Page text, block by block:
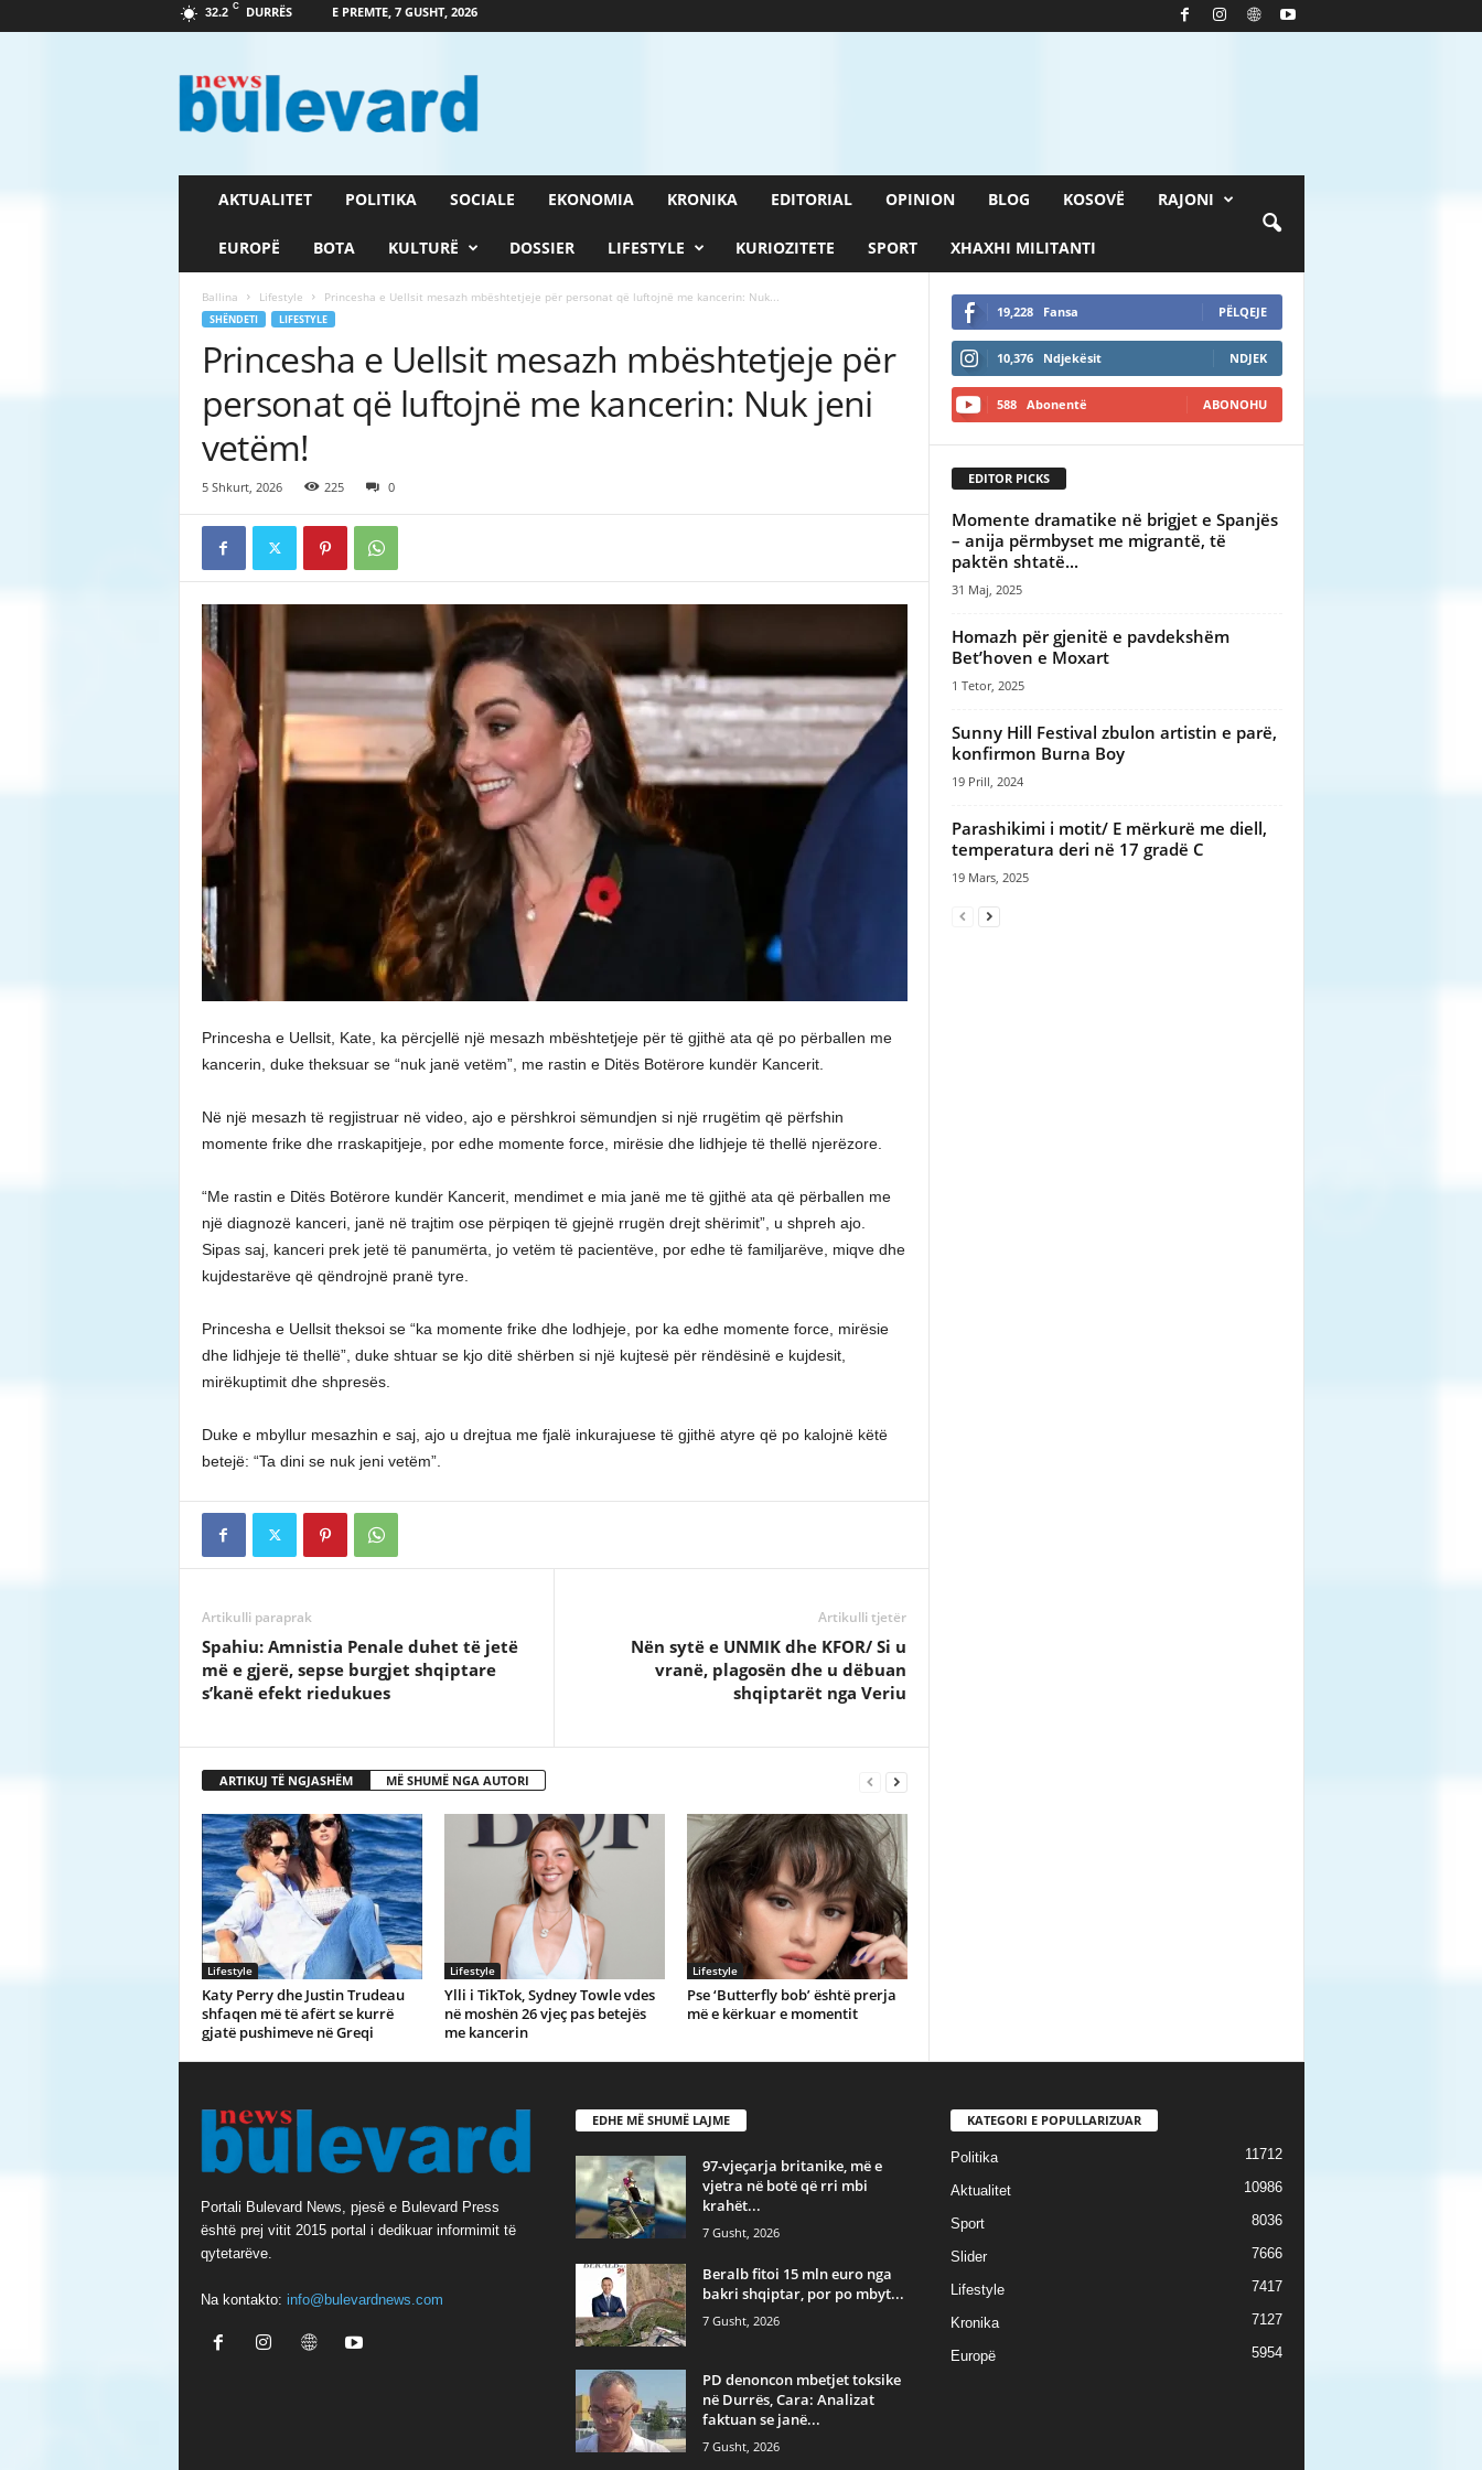
32.2 C DURRËS E PREMTE, 7 GUSHT, 2026
a
AKTUALITET POLITIKA SOCIALE EKONOMIA KRONIKA EDITORIAL OPINION BLOG KOSOVË RAJONI
EUROPË BOTA KULTURË DOSSIER LIFESTYLE KURIOZITETE SPORT XHAXHI MILITANTI
Ballina Lifestyle Princesha e Uellsit mesazh mbështetjeje për personat që luftojnë me kancerin: Nuk...
SHËNDETI LIFESTYLE
Princesha e Uellsit mesazh mbështetjeje për
personat që luftojnë me kancerin: Nuk jeni
vetëm!
5 Shkurt, 2026 225 0
Princesha e Uellsit, Kate, ka përcjellë një mesazh mbështetjeje për të gjithë ata që po përballen me
kancerin, duke theksuar se “nuk janë vetëm”, me rastin e Ditës Botërore kundër Kancerit.
Në një mesazh të regjistruar në video, ajo e përshkroi sëmundjen si një rrugëtim që përfshin
momente frike dhe rraskapitjeje, por edhe momente force, mirësie dhe lidhjeje të thellë njerëzore.
“Me rastin e Ditës Botërore kundër Kancerit, mendimet e mia janë me të gjithë ata që përballen me
një diagnozë kanceri, janë në trajtim ose përpiqen të gjejnë rrugën drejt shërimit”, u shpreh ajo.
Sipas saj, kanceri prek jetë të panumërta, jo vetëm të pacientëve, por edhe të familjarëve, miqve dhe
kujdestarëve që qëndrojnë pranë tyre.
Princesha e Uellsit theksoi se “ka momente frike dhe lodhjeje, por ka edhe momente force, mirësie
dhe lidhjeje të thellë”, duke shtuar se kjo ditë shërben si një kujtesë për rëndësinë e kujdesit,
mirëkuptimit dhe shpresës.
Duke e mbyllur mesazhin e saj, ajo u drejtua me fjalë inkurajuese të gjithë atyre që po kalojnë këtë
betejë: “Ta dini se nuk jeni vetëm”.
Artikulli paraprak
Spahiu: Amnistia Penale duhet të jetë
më e gjerë, sepse burgjet shqiptare
s’kanë efekt riedukues
Artikulli tjetër
Nën sytë e UNMIK dhe KFOR/ Si u
vranë, plagosën dhe u dëbuan
shqiptarët nga Veriu
ARTIKUJ TË NGJASHËM MË SHUMË NGA AUTORI
Lifestyle
Katy Perry dhe Justin Trudeau
shfaqen më të afërt se kurrë
gjatë pushimeve në Greqi
Lifestyle
Ylli i TikTok, Sydney Towle vdes
në moshën 26 vjeç pas betejës
me kancerin
Lifestyle
Pse ‘Butterfly bob’ është prerja
më e kërkuar e momentit
19,228 Fansa PËLQEJE
10,376 Ndjekësit NDJEK
588 Abonentë ABONOHU
EDITOR PICKS
Momente dramatike në brigjet e Spanjës
– anija përmbyset me migrantë, të
paktën shtatë...
31 Maj, 2025
Homazh për gjenitë e pavdekshëm
Bet’hoven e Moxart
1 Tetor, 2025
Sunny Hill Festival zbulon artistin e parë,
konfirmon Burna Boy
19 Prill, 2024
Parashikimi i motit/ E mërkurë me diell,
temperatura deri në 17 gradë C
19 Mars, 2025
Portali Bulevard News, pjesë e Bulevard Press
është prej vitit 2015 portal i dedikuar informimit të
qytetarëve.
Na kontakto: info@bulevardnews.com
EDHE MË SHUMË LAJME
97-vjeçarja britanike, më e
vjetra në botë që rri mbi
krahët...
7 Gusht, 2026
Beralb fitoi 15 mln euro nga
bakri shqiptar, por po mbyt...
7 Gusht, 2026
PD denoncon mbetjet toksike
në Durrës, Cara: Analizat
faktuan se janë...
7 Gusht, 2026
KATEGORI E POPULLARIZUAR
Politika 11712
Aktualitet 10986
Sport 8036
Slider 7666
Lifestyle 7417
Kronika 7127
Europë 5954